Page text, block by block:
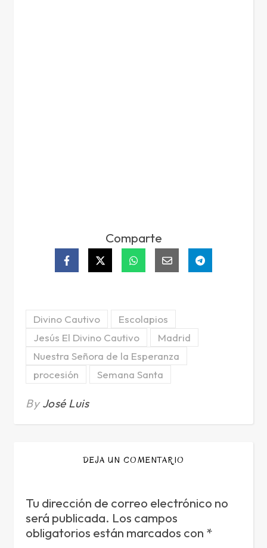
Comparte
Divino Cautivo
Escolapios
Jesús El Divino Cautivo
Madrid
Nuestra Señora de la Esperanza
procesión
Semana Santa
ByJosé Luis
DEJA UN COMENTARIO
Tu dirección de correo electrónico no
será publicada. Los campos
obligatorios están marcados con *